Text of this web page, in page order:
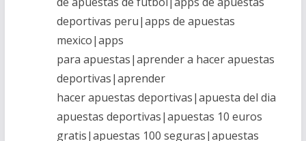
deportivas peru|apps de apuestas
mexico|apps
para apuestas|aprender a hacer apuestas
deportivas|aprender
hacer apuestas deportivas|apuesta del dia
apuestas deportivas|apuestas 10 euros
gratis|apuestas 100 seguras|apuestas